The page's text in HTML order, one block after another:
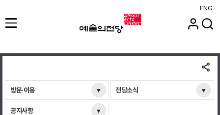
ENG
방문·이용 전당소식
공지사항